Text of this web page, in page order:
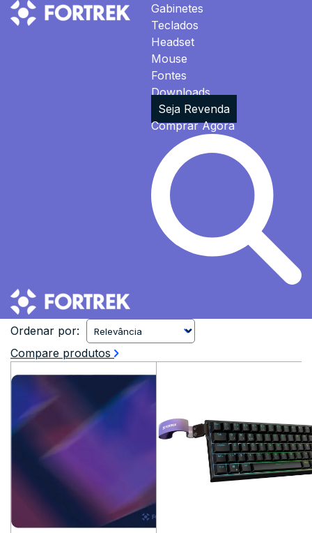
Gabinetes
Teclados
Headset
Mouse
Fontes
Downloads
Seja Revenda
Comprar Agora
Ordenar por:
Compare produtos